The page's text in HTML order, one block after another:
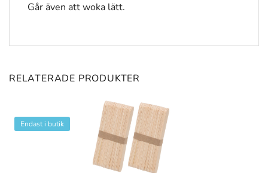
Går även att woka lätt.
RELATERADE PRODUKTER
Endast i butik